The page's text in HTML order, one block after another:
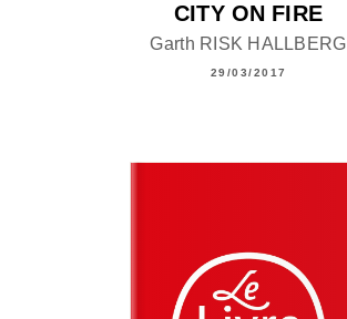
CITY ON FIRE
Garth RISK HALLBERG
29/03/2017